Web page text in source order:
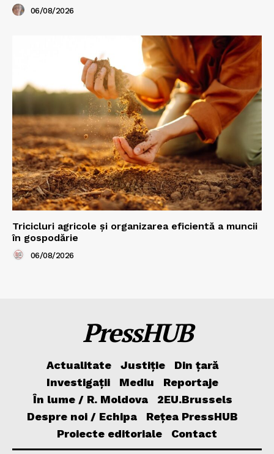
06/08/2026
Tricicluri agricole și organizarea eficientă a muncii
în gospodărie
06/08/2026
PressHUB
Actualitate Justiție
Din țară
Investigații
Mediu
Reportaje
În lume / R. Moldova
2EU.Brussels
Despre noi / Echipa
Rețea PressHUB
Proiecte editoriale
Contact